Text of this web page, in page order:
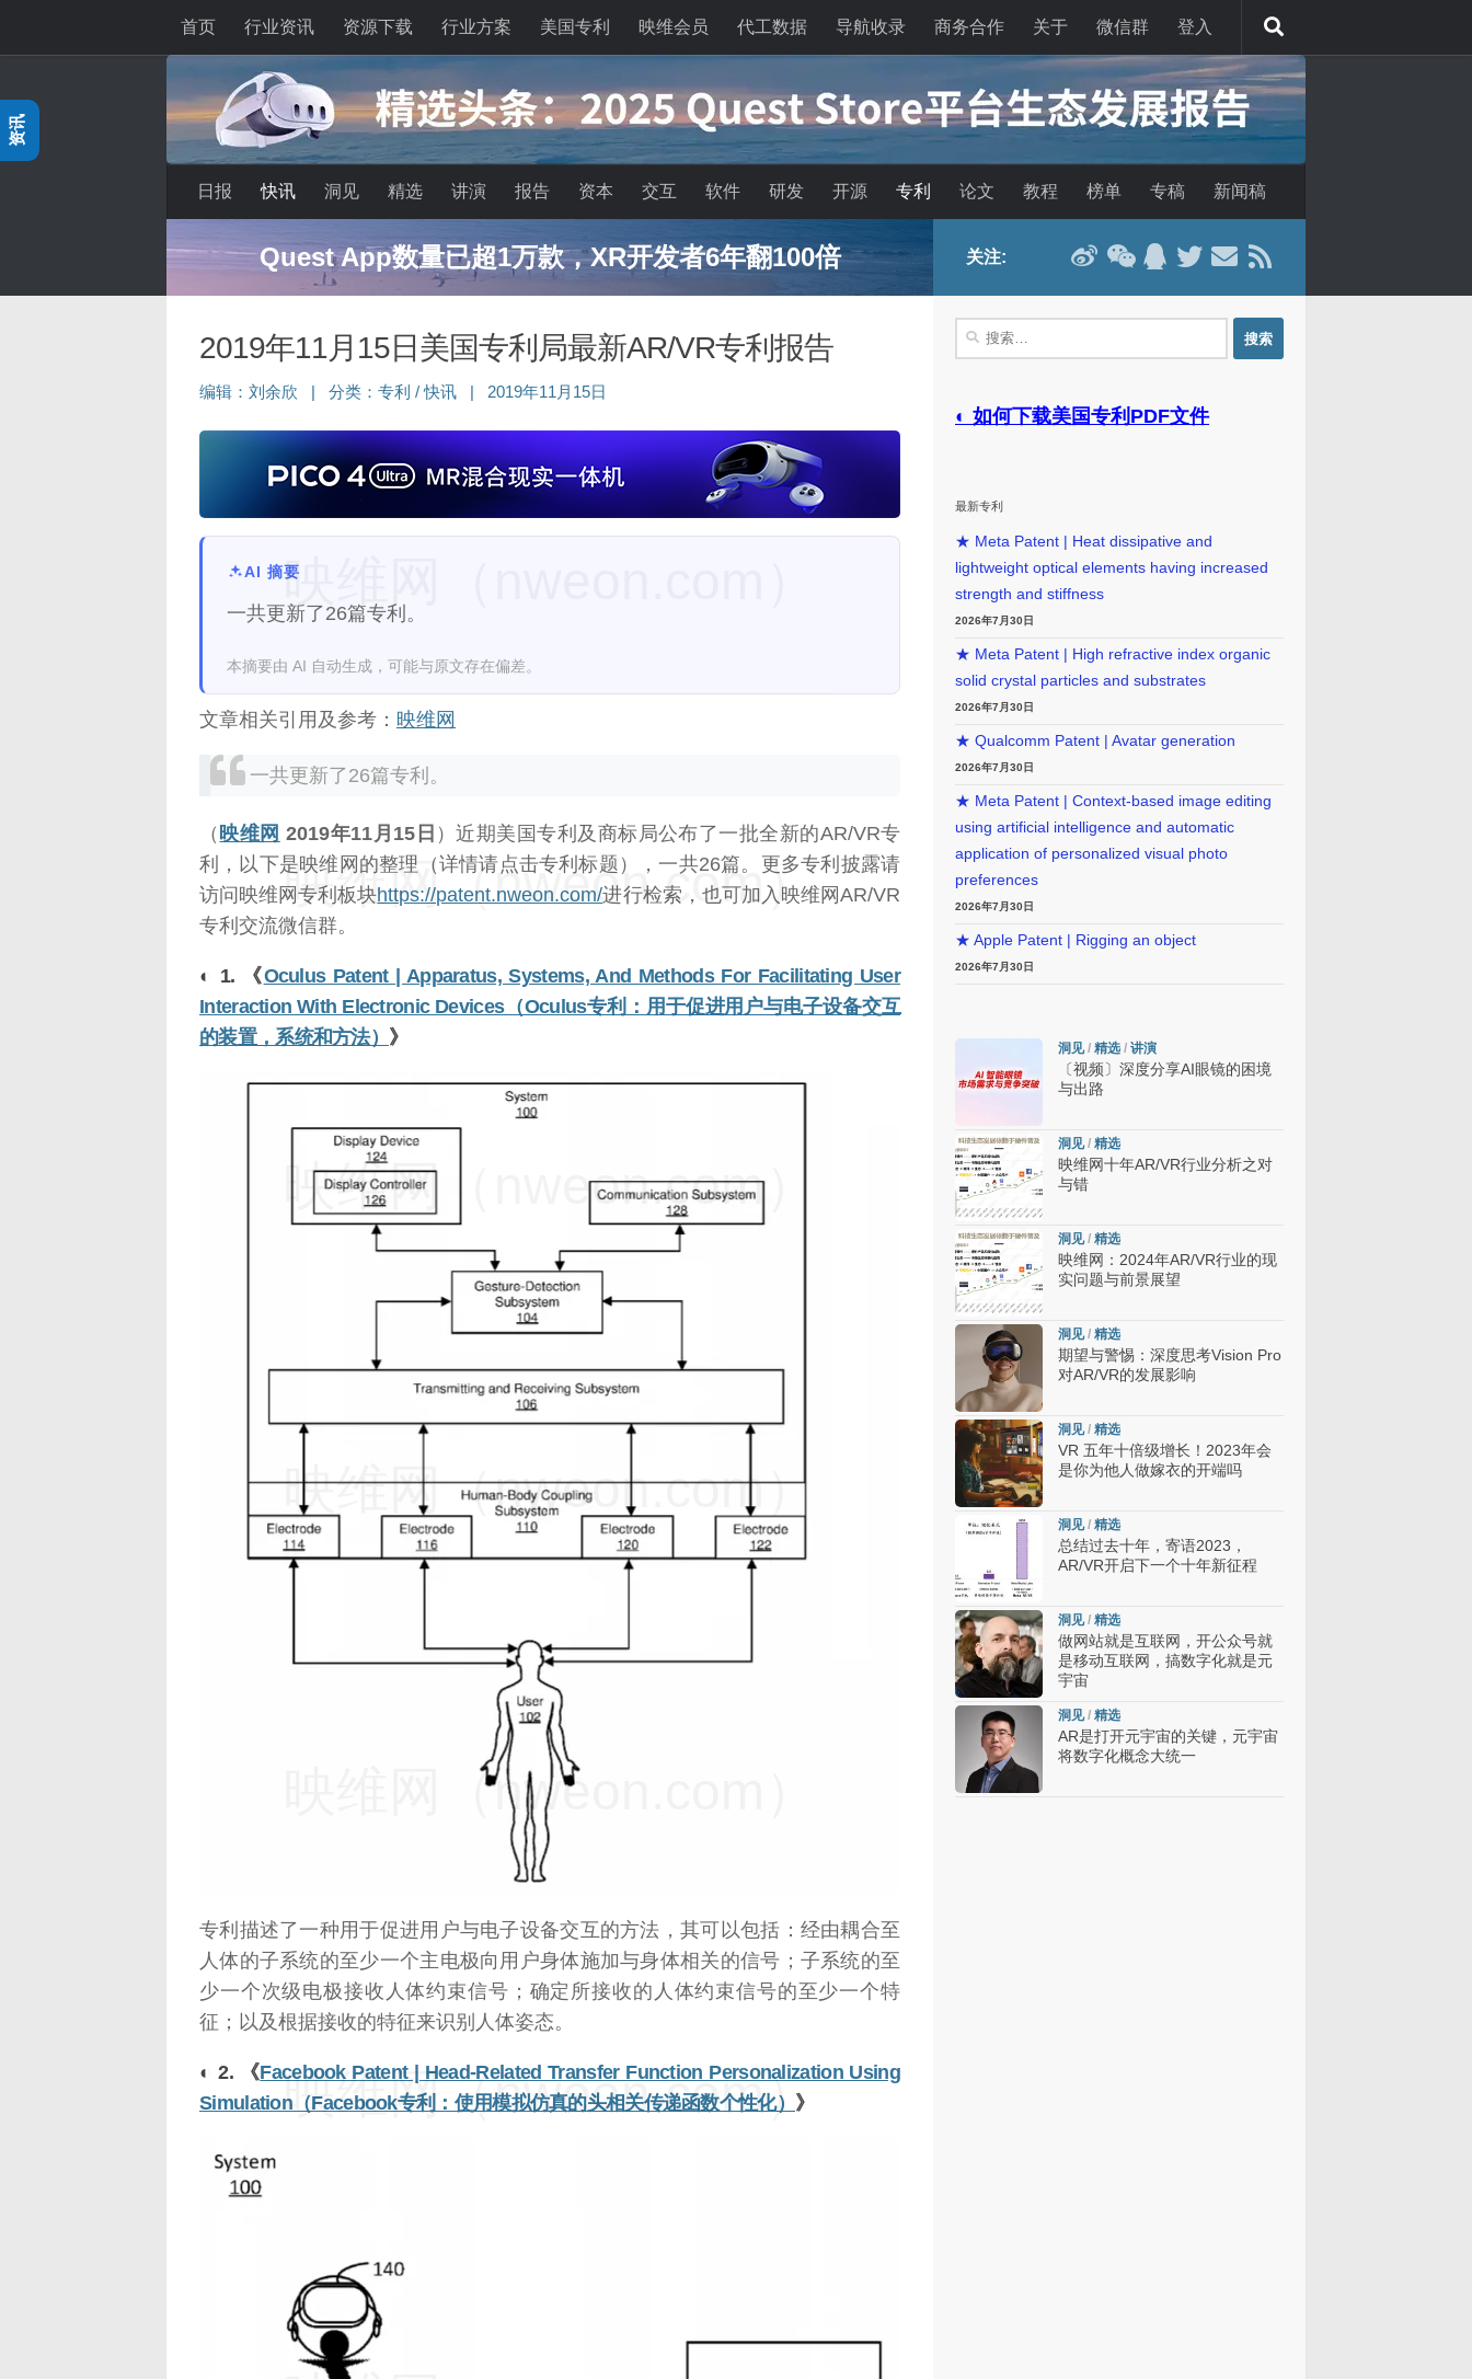
首页 行业资讯 资源下载 行业方案 美国专利 映维会员 代工数据 导航收录 商务合作 关于 微信群 登入
日报 快讯 洞见 精选 讲演 报告 资本 交互 软件 研发 开源 专利 论文 教程 榜单 专稿 新闻稿
Quest App数量已超1万款，XR开发者6年翻100倍
2019年11月15日美国专利局最新AR/VR专利报告
编辑： 刘余欣 分类： 专利 /快讯 2019年11月15日
AI 摘要
一共更新了26篇专利。
本摘要由 AI 自动生成，可能与原文存在偏差。
文章相关引用及参考： 映维网
一共更新了26篇专利。
（ 映维网 2019年11月15日 ）近期美国专利及商标局公布了一批全新的AR/VR专
利，以下是映维网的整理（详情请点击专利标题），一共26篇。更多专利披露请
访问映维网专利板块https://patent.nweon.com/进行检索，也可加入映维网AR/VR
专利交流微信群。
◐ 1. 《Oculus Patent | Apparatus, Systems, And Methods For Facilitating User
Interaction With Electronic Devices（Oculus专利：用于促进用户与电子设备交互
的装置，系统和方法） 》
专利描述了一种用于促进用户与电子设备交互的方法，其可以包括：经由耦合至
人体的子系统的至少一个主电极向用户身体施加与身体相关的信号；子系统的至
少一个次级电极接收人体约束信号；确定所接收的人体约束信号的至少一个特
征；以及根据接收的特征来识别人体姿态。
◐ 2. 《Facebook Patent | Head-Related Transfer Function Personalization Using
Simulation（Facebook专利：使用模拟仿真的头相关传递函数个性化） 》
映维网（nweon.com）
映维网（nweon.com）
映维网（nweon.com）
映维网（nweon.com）
映维网（nweon.com）
映维网（nweon.com）
关注:
搜
索：
◐ 如何下载美国专利PDF文件
最新专利
★ Meta Patent | Heat dissipative and
lightweight optical elements having increased
strength and stiffness
2026年7月30日
★ Meta Patent | High refractive index organic
solid crystal particles and substrates
2026年7月30日
★ Qualcomm Patent | Avatar generation
2026年7月30日
★ Meta Patent | Context-based image editing
using artificial intelligence and automatic
application of personalized visual photo
preferences
2026年7月30日
★ Apple Patent | Rigging an object
2026年7月30日
洞见/ 精选 / 讲演
〔视频〕深度分享AI眼镜的困境
与出路
洞见/ 精选
映维网十年AR/VR行业分析之对
与错
洞见/ 精选
映维网：2024年AR/VR行业的现
实问题与前景展望
洞见/ 精选
期望与警惕：深度思考Vision Pro
对AR/VR的发展影响
洞见/ 精选
VR 五年十倍级增长！2023年会
是你为他人做嫁衣的开端吗
洞见/ 精选
总结过去十年，寄语2023，
AR/VR开启下一个十年新征程
洞见/ 精选
做网站就是互联网，开公众号就
是移动互联网，搞数字化就是元
宇宙
洞见/ 精选
AR是打开元宇宙的关键，元宇宙
将数字化概念大统一
资讯